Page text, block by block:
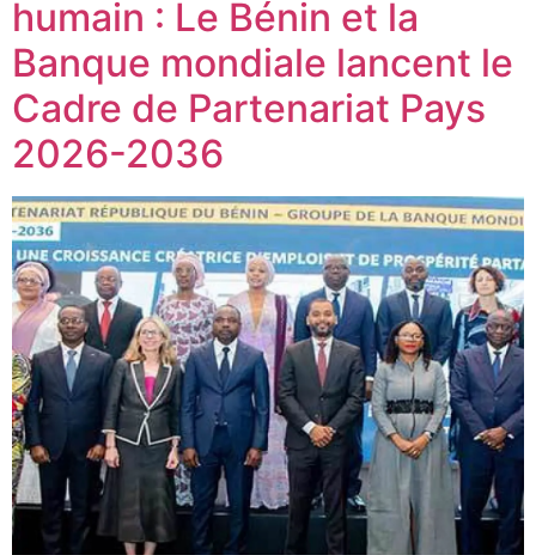
humain : Le Bénin et la
Banque mondiale lancent le
Cadre de Partenariat Pays
2026-2036